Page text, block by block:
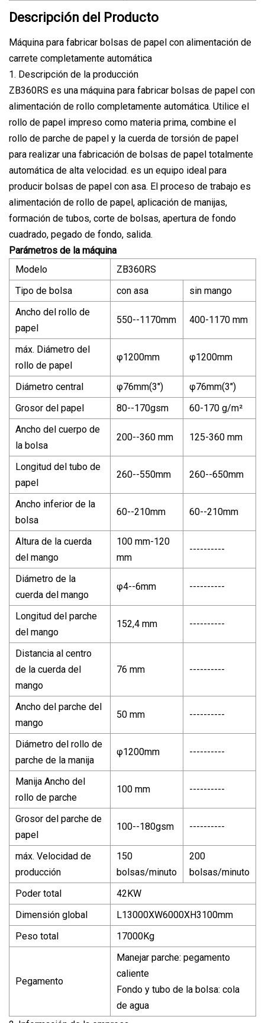
Descripción del Producto
Máquina para fabricar bolsas de papel con alimentación de
carrete completamente automática
1. Descripción de la producción
ZB360RS es una máquina para fabricar bolsas de papel con
alimentación de rollo completamente automática. Utilice el
rollo de papel impreso como materia prima, combine el
rollo de parche de papel y la cuerda de torsión de papel
para realizar una fabricación de bolsas de papel totalmente
automática de alta velocidad. es un equipo ideal para
producir bolsas de papel con asa. El proceso de trabajo es
alimentación de rollo de papel, aplicación de manijas,
formación de tubos, corte de bolsas, apertura de fondo
cuadrado, pegado de fondo, salida.
Parámetros de la máquina
Modelo
ZB360RS
Tipo de bolsa
con asa
sin mango
Ancho del rollo de
papel
550--1170mm 400-1170 mm
máx. Diámetro del
rollo de papel
φ1200mm φ1200mm
Diámetro central φ76mm(3")
φ76mm(3")
Grosor del papel
80--170gsm
60-170 g/m²
Ancho del cuerpo de
la bolsa
200--360 mm 125-360 mm
Longitud del tubo de
papel
260--550mm 260--650mm
Ancho inferior de la
bolsa
60--210mm 60--210mm
Altura de la cuerda
del mango
100 mm-120
mm
----------
Diámetro de la
cuerda del mango
φ4--6mm ----------
Longitud del parche
del mango
152,4 mm ----------
Distancia al centro
de la cuerda del
mango
76 mm ----------
Ancho del parche del
mango
50 mm ----------
Diámetro del rollo de
parche de la manija
φ1200mm ----------
Manija Ancho del
rollo de parche
100 mm ----------
Grosor del parche de
papel
100--180gsm ----------
máx. Velocidad de
producción
150
bolsas/minuto
200
bolsas/minuto
Poder total
42KW
Dimensión global
L13000XW6000XH3100mm
Peso total
17000Kg
Pegamento
Manejar parche: pegamento
caliente
Fondo y tubo de la bolsa: cola
de agua